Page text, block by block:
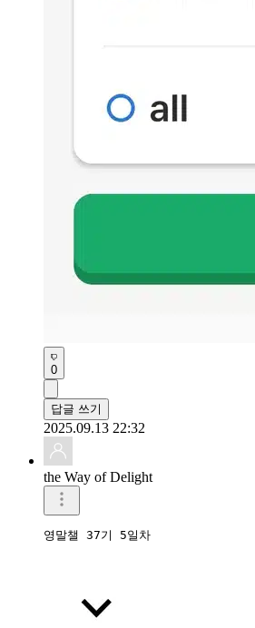
0
답글 쓰기
2025.09.13 22:32
the Way of Delight
영말챌 37기 5일차